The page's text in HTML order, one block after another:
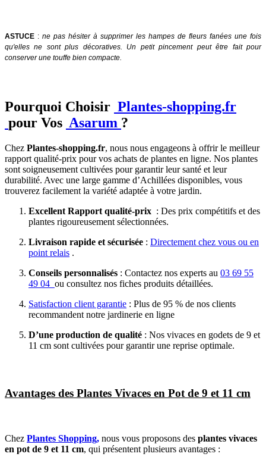
ASTUCE : ne pas hésiter à supprimer les hampes de fleurs fanées une fois
qu'elles ne sont plus décoratives. Un petit pincement peut être fait pour
conserver une touffe bien compacte.
Pourquoi Choisir Plantes-shopping.fr
pour Vos Asarum ?
Chez Plantes-shopping.fr, nous nous engageons à offrir le meilleur
rapport qualité-prix pour vos achats de plantes en ligne. Nos plantes
sont soigneusement cultivées pour garantir leur santé et leur
durabilité. Avec une large gamme d’Achillées disponibles, vous
trouverez facilement la variété adaptée à votre jardin.
Excellent Rapport qualité-prix : Des prix compétitifs et des
plantes rigoureusement sélectionnées.
Livraison rapide et sécurisée : Directement chez vous ou en
point relais .
Conseils personnalisés : Contactez nos experts au 03 69 55
49 04 ou consultez nos fiches produits détaillées.
Satisfaction client garantie : Plus de 95 % de nos clients
recommandent notre jardinerie en ligne
D’une production de qualité : Nos vivaces en godets de 9 et
11 cm sont cultivées pour garantir une reprise optimale.
Avantages des Plantes Vivaces en Pot de 9 et 11 cm
Chez Plantes Shopping, nous vous proposons des plantes vivaces
en pot de 9 et 11 cm, qui présentent plusieurs avantages :